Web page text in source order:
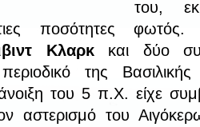
του,
ποσότητες
Κλαρκκαι δύο
της Βασιλικής
του 5 π.Χ. είχε
αστερισμό του